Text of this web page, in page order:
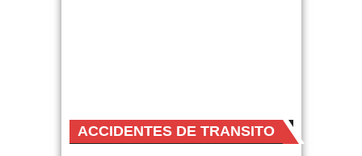
ACCIDENTES DE TRANSITO